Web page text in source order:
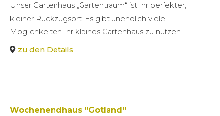
Unser Gartenhaus „Gartentraum“ ist Ihr perfekter,
kleiner Rückzugsort. Es gibt unendlich viele
Möglichkeiten Ihr kleines Gartenhaus zu nutzen.
zu den Details
Wochenendhaus “Gotland“